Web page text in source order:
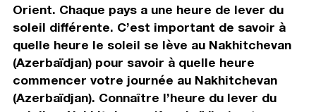
Orient. Chaque pays a une heure de lever du
soleil différente. C’est important de savoir à
quelle heure le soleil se lève au Nakhitchevan
(Azerbaïdjan) pour savoir à quelle heure
commencer votre journée au Nakhitchevan
(Azerbaïdjan). Connaître l’heure du lever du